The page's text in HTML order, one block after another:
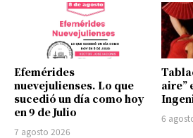
Efemérides
nuevejulienses. Lo que
sucedió un día como hoy
en 9 de Julio
7 agosto 2026
aire”
6